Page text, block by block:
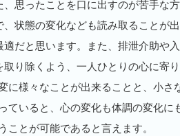
、思ったことを口に出すのが苦手な
、状態の変化なども読み取ることが
適だと思います。また、排泄介助や
取り除くよう、一人ひとりの心に寄
に様々なことが出来ることと、小さ
ていると、心の変化も体調の変化に
ことが可能であると言えます。